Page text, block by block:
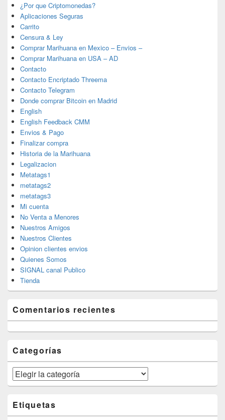
¿Por que Criptomonedas?
Aplicaciones Seguras
Carrito
Censura & Ley
Comprar Marihuana en Mexico – Envios –
Comprar Marihuana en USA – AD
Contacto
Contacto Encriptado Threema
Contacto Telegram
Donde comprar Bitcoin en Madrid
English
English Feedback CMM
Envios & Pago
Finalizar compra
Historia de la Marihuana
Legalizacion
Metatags1
metatags2
metatags3
Mi cuenta
No Venta a Menores
Nuestros Amigos
Nuestros Clientes
Opinion clientes envios
Quienes Somos
SIGNAL canal Publico
Tienda
Comentarios recientes
Categorías
Categorías
Etiquetas